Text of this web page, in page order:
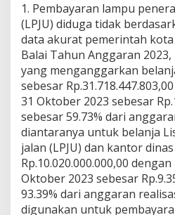
K
K
N
D
i
n
a
s
P
U
P
R
K
o
t
a
1. Pembayaran lampu
(LPJU) diduga tidak
data akurat pemerintah
Balai Tahun Anggaran 2023,
yang menganggarkan
sebesar
31 Oktober 2023 sebesar
sebesar 59.73% dari
diantaranya untuk belanja
jalan (LPJU) dan kantor
Rp.10.020.000.000,00
Oktober 2023 sebesar
93.39% dari anggaran
digunakan untuk